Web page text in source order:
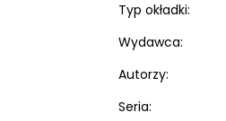
Typ okładki:
Wydawca:
Autorzy:
Seria: